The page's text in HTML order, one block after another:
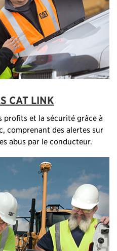
CAT LINK
et la sécurité grâce à
comprenant des alertes sur
abus par le conducteur.